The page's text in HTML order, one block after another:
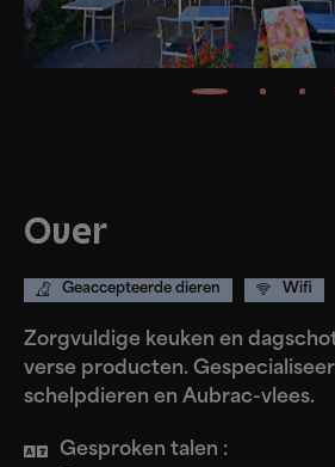
Over
Geaccepteerde dieren Wifi
Zorgvuldige keuken en
verse producten.
schelpdieren en Aubrac-vlees.
Gesproken talen :